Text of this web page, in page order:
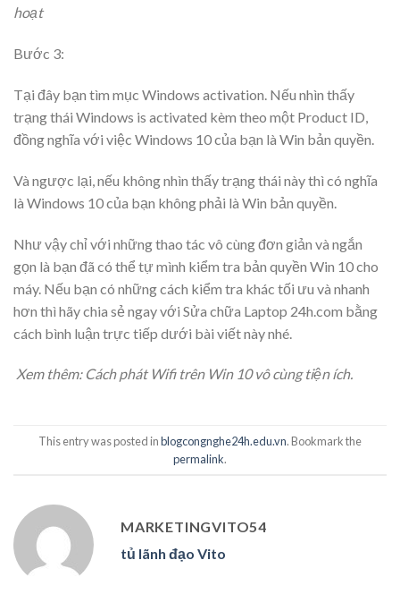
hoạt
Bước 3:
Tại đây bạn tìm mục Windows activation. Nếu nhìn thấy
trạng thái Windows is activated kèm theo một Product ID,
đồng nghĩa với việc Windows 10 của bạn là Win bản quyền.
Và ngược lại, nếu không nhìn thấy trạng thái này thì có nghĩa
là Windows 10 của bạn không phải là Win bản quyền.
Như vậy chỉ với những thao tác vô cùng đơn giản và ngắn
gọn là bạn đã có thể tự mình kiểm tra bản quyền Win 10 cho
máy. Nếu bạn có những cách kiểm tra khác tối ưu và nhanh
hơn thì hãy chia sẻ ngay với Sửa chữa Laptop 24h.com bằng
cách bình luận trực tiếp dưới bài viết này nhé.
Xem thêm: Cách phát Wifi trên Win 10 vô cùng tiện ích.
This entry was posted inblogcongnghe24h.edu.vn. Bookmark the
permalink.
MARKETINGVITO54
tủ lãnh đạo Vito